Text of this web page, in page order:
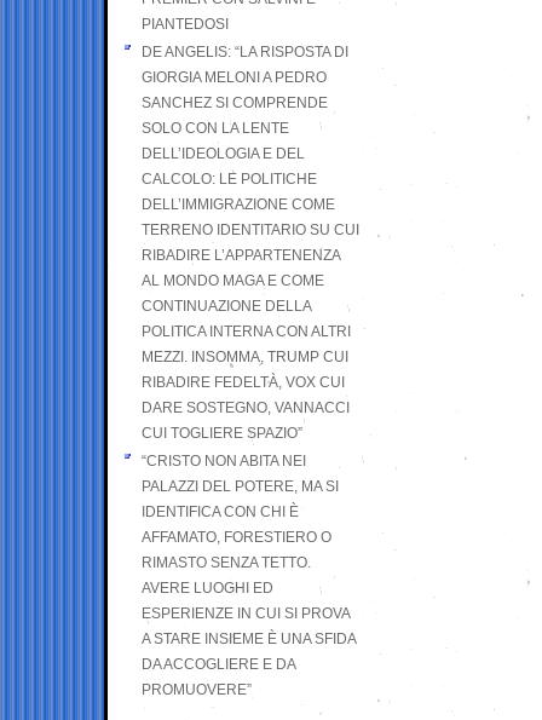
PIANTEDOSI
DE ANGELIS: “LA RISPOSTA DI
GIORGIA MELONI A PEDRO
SANCHEZ SI COMPRENDE
SOLO CON LA LENTE
DELL’IDEOLOGIA E DEL
CALCOLO: LE POLITICHE
DELL’IMMIGRAZIONE COME
TERRENO IDENTITARIO SU CUI
RIBADIRE L’APPARTENENZA
AL MONDO MAGA E COME
CONTINUAZIONE DELLA
POLITICA INTERNA CON ALTRI
MEZZI. INSOMMA, TRUMP CUI
RIBADIRE FEDELTÀ, VOX CUI
DARE SOSTEGNO, VANNACCI
CUI TOGLIERE SPAZIO”
“CRISTO NON ABITA NEI
PALAZZI DEL POTERE, MA SI
IDENTIFICA CON CHI È
AFFAMATO, FORESTIERO O
RIMASTO SENZA TETTO.
AVERE LUOGHI ED
ESPERIENZE IN CUI SI PROVA
A STARE INSIEME È UNA SFIDA
DA ACCOGLIERE E DA
PROMUOVERE”